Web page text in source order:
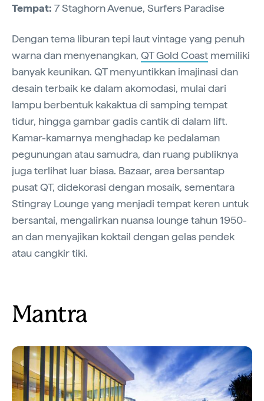
Tempat: 7 Staghorn Avenue, Surfers Paradise
Dengan tema liburan tepi laut vintage yang penuh
warna dan menyenangkan, QT Gold Coast memiliki
banyak keunikan. QT menyuntikkan imajinasi dan
desain terbaik ke dalam akomodasi, mulai dari
lampu berbentuk kakaktua di samping tempat
tidur, hingga gambar gadis cantik di dalam lift.
Kamar-kamarnya menghadap ke pedalaman
pegunungan atau samudra, dan ruang publiknya
juga terlihat luar biasa. Bazaar, area bersantap
pusat QT, didekorasi dengan mosaik, sementara
Stingray Lounge yang menjadi tempat keren untuk
bersantai, mengalirkan nuansa lounge tahun 1950-
an dan menyajikan koktail dengan gelas pendek
atau cangkir tiki.
Mantra